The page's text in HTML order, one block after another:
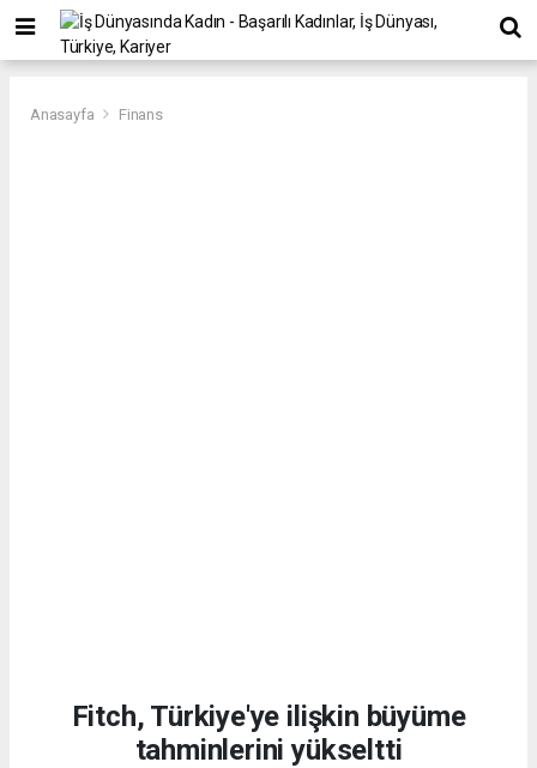
Anasayfa Finans
Fitch, Türkiye'ye ilişkin büyüme
tahminlerini yükseltti